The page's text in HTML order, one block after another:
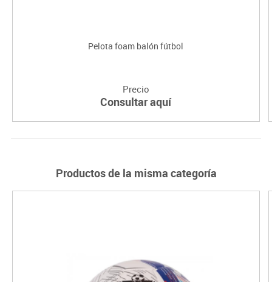
Pelota foam balón fútbol
Precio
Consultar aquí
Productos de la misma categoría